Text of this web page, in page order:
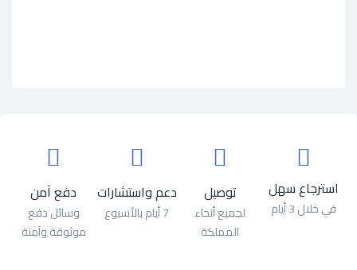
استرجاع سهل
في خلال 3 أيام
توصيل
لجميع أنحاء
المملكة
دعم واستشارات
7 أيام بالأسبوع
دفع آمن
وسائل دفع
موثوقة وآمنة